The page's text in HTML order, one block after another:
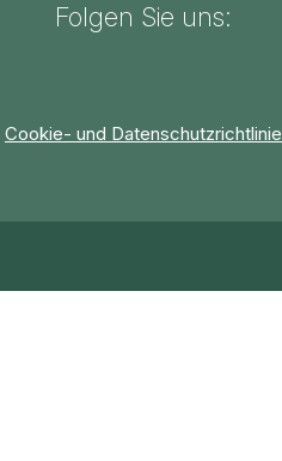
Folgen Sie uns:
Cookie- und Datenschutzrichtlinie